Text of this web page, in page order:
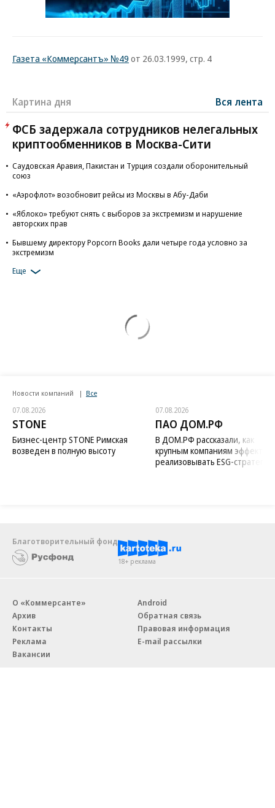
Газета «Коммерсантъ» №49 от 26.03.1999, стр. 4
Картина дня Вся лента
ФСБ задержала сотрудников нелегальных
криптообменников в Москва-Сити
Саудовская Аравия, Пакистан и Турция создали оборонительный
союз
«Аэрофлот» возобновит рейсы из Москвы в Абу-Даби
«Яблоко» требуют снять с выборов за экстремизм и нарушение
авторских прав
Бывшему директору Popcorn Books дали четыре года условно за
экстремизм
Еще
Новости компаний Все
07.08.2026
STONE
Бизнес-центр STONE Римская
возведен в полную высоту
07.08.2026
ПАО ДОМ.РФ
В ДОМ.РФ рассказали, как
крупным компаниям
реализовывать ESG-стратегию
Благотворительный фонд
18+ реклама
О «Коммерсанте»
Архив
Контакты
Реклама
Вакансии
Android
Обратная связь
Правовая информация
E-mail рассылки